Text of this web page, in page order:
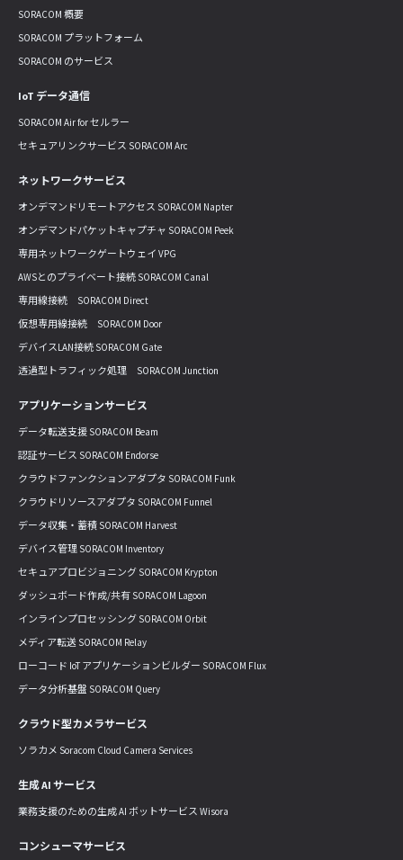
SORACOM 概要
SORACOM プラットフォーム
SORACOM のサービス
IoT データ通信
SORACOM Air for セルラー
セキュアリンクサービス SORACOM Arc
ネットワークサービス
オンデマンドリモートアクセス SORACOM Napter
オンデマンドパケットキャプチャ SORACOM Peek
専用ネットワークゲートウェイ VPG
AWSとのプライベート接続 SORACOM Canal
専用線接続 SORACOM Direct
仮想専用線接続 SORACOM Door
デバイスLAN接続 SORACOM Gate
透過型トラフィック処理 SORACOM Junction
アプリケーションサービス
データ転送支援 SORACOM Beam
認証サービス SORACOM Endorse
クラウドファンクションアダプタ SORACOM Funk
クラウドリソースアダプタ SORACOM Funnel
データ収集・蓄積 SORACOM Harvest
デバイス管理 SORACOM Inventory
セキュアプロビジョニング SORACOM Krypton
ダッシュボード作成/共有 SORACOM Lagoon
インラインプロセッシング SORACOM Orbit
メディア転送 SORACOM Relay
ローコード IoT アプリケーションビルダー SORACOM Flux
データ分析基盤 SORACOM Query
クラウド型カメラサービス
ソラカメ Soracom Cloud Camera Services
生成 AI サービス
業務支援のための生成 AI ボットサービス Wisora
コンシューマサービス